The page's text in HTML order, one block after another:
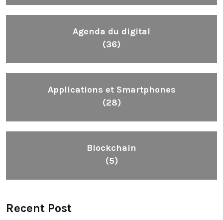
Agenda du digital
(36)
Applications et Smartphones
(28)
Blockchain
(5)
Recent Post